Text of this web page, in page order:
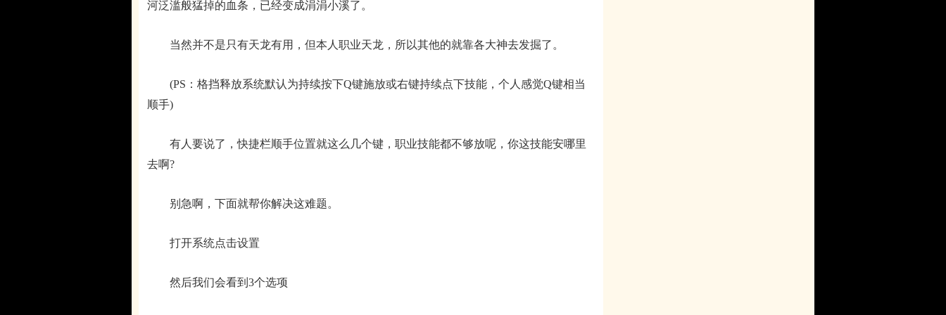
河泛滥般猛掉的血条，已经变成涓涓小溪了。
当然并不是只有天龙有用，但本人职业天龙，所以其他的就靠各大神去发掘了。
(PS：格挡释放系统默认为持续按下Q键施放或右键持续点下技能，个人感觉Q键相当
顺手)
有人要说了，快捷栏顺手位置就这么几个键，职业技能都不够放呢，你这技能安哪里
去啊?
别急啊，下面就帮你解决这难题。
打开系统点击设置
然后我们会看到3个选项